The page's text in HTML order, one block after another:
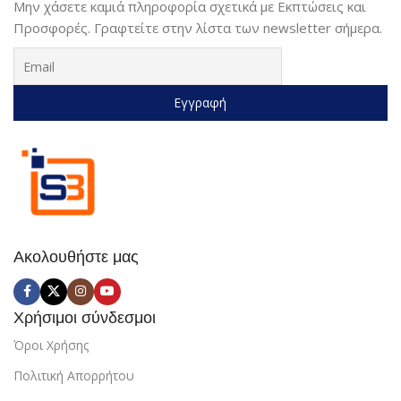
Ακολουθήστε μας
Χρήσιμοι σύνδεσμοι
Όροι Χρήσης
Πολιτική Απορρήτου
Μην χάσετε καμιά πληροφορία σχετικά με Εκπτώσεις και
Προσφορές. Γραφτείτε στην λίστα των newsletter σήμερα.